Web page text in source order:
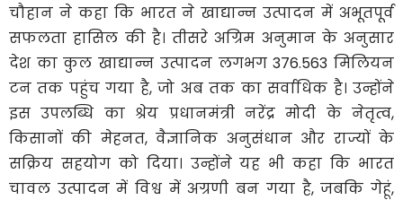
चौहान ने कहा कि भारत ने खाद्यान्न उत्पादन में अभूतपूर्व
सफलता हासिल की है। तीसरे अग्रिम अनुमान के अनुसार
देश का कुल खाद्यान्न उत्पादन लगभग 376.563 मिलियन
टन तक पहुंच गया है, जो अब तक का सर्वाधिक है। उन्होंने
इस उपलब्धि का श्रेय प्रधानमंत्री नरेंद्र मोदी के नेतृत्व,
किसानों की मेहनत, वैज्ञानिक अनुसंधान और राज्यों के
सक्रिय सहयोग को दिया। उन्होंने यह भी कहा कि भारत
चावल उत्पादन में विश्व में अग्रणी बन गया है, जबकि गेहूं,